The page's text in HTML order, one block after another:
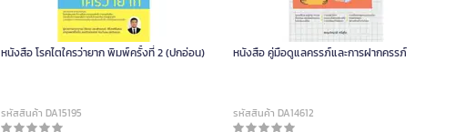
หนังสือ โรคไตใครว่ายาก พิมพ์ครั้งที่ 2 (ปกอ่อน)
รหัสสินค้า DA15195
หนังสือ คู่มือดูแลครรภ์และการฝากครรภ์
รหัสสินค้า DA14612